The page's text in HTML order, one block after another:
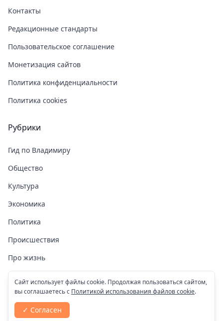
Контакты
Редакционные стандарты
Пользовательское соглашение
Монетизация сайтов
Политика конфиденциальности
Политика cookies
Рубрики
Гид по Владимиру
Общество
Культура
Экономика
Политика
Происшествия
Про жизнь
Здоровье
COVID-19
Спорт
Сайт использует файлы cookie. Продолжая пользоваться сайтом,
вы соглашаетесь с Политикой использования файлов cookie.
✓ Согласен